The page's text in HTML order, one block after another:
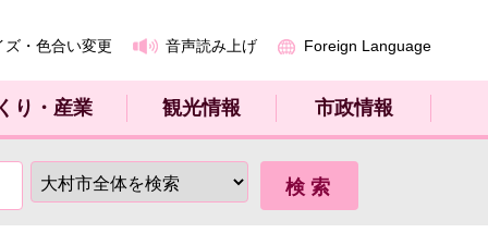
ズ・色合い変更 音声読み上げ Foreign Language
り・産業 観光情報 市政情報